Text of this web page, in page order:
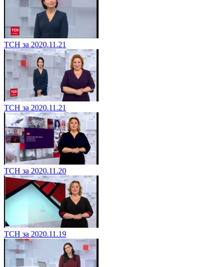
ТСН за 2020.11.21
ТСН за 2020.11.21
ТСН за 2020.11.20
ТСН за 2020.11.19